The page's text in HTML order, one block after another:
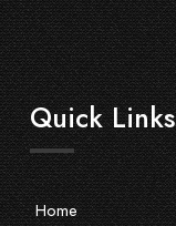
Quick Links
Home